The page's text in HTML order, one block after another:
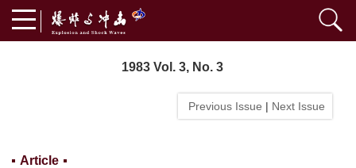
1983 Vol. 3, No. 3
Previous Issue | Next Issue
Article